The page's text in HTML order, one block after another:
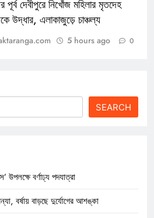
পূর্ব দেবীপুরে নিখোঁজ মহিলার মৃতদেহ
উদ্ধার, এলাকাজুড়ে চাঞ্চল্য
5 hours ago 0
SEARCH
উপলক্ষে বর্ণাঢ্য পদযাত্রা
বর্ষায় বাড়ছে দুর্যোগের আশঙ্কা